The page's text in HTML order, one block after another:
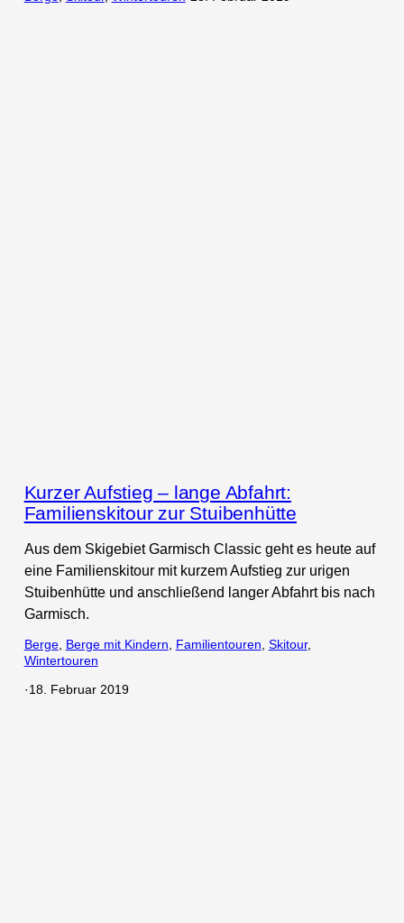
Kurzer Aufstieg – lange Abfahrt:
Familienskitour zur Stuibenhütte
Aus dem Skigebiet Garmisch Classic geht es heute auf
eine Familienskitour mit kurzem Aufstieg zur urigen
Stuibenhütte und anschließend langer Abfahrt bis nach
Garmisch.
Berge, Berge mit Kindern, Familientouren, Skitour
Wintertouren
·18. Februar 2019